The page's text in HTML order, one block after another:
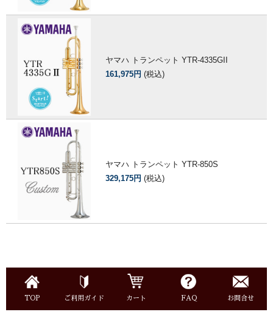
ヤマハ トランペット YTR-4335GII
161,975円 (税込)
ヤマハ トランペット YTR-850S
329,175円 (税込)
TOP ご利用ガイド カート FAQ お問合せ